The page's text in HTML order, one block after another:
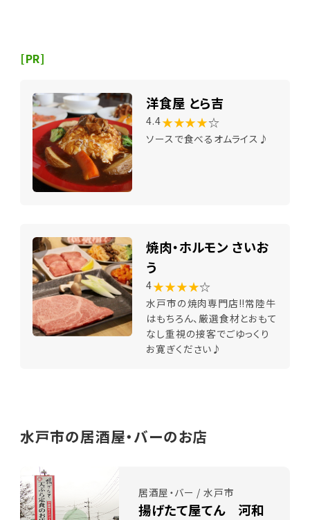
[PR]
洋食屋 とら吉
4.4★★★★☆
ソースで食べるオムライス♪
焼肉・ホルモン さいお
う
4★★★★☆
水戸市の焼肉専門店!!常陸牛
はもちろん、厳選食材とおもて
なし重視の接客でごゆっくり
お寛ぎください♪
水戸市の居酒屋・バーのお店
居酒屋・バー / 水戸市
揚げたて屋てん 河和